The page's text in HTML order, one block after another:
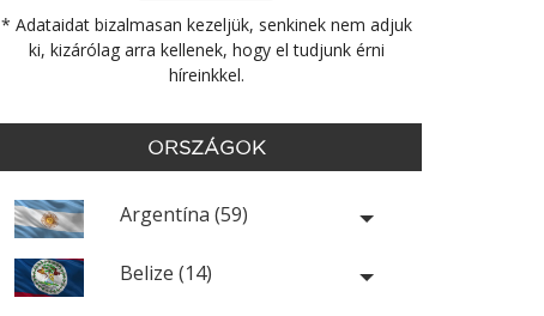
* Adataidat bizalmasan kezeljük, senkinek nem adjuk
ki, kizárólag arra kellenek, hogy el tudjunk érni
híreinkkel.
ORSZÁGOK
Argentína (59)
Belize (14)